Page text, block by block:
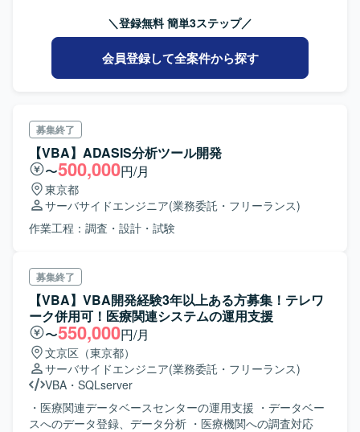
＼登録無料 簡単3ステップ／
会員登録して全案件から探す
募集終了
【VBA】ADASIS分析ツール開発
〜500,000円/月
東京都
サーバサイドエンジニア(業務委託・フリーランス)
作業工程：調査・設計・試験
募集終了
【VBA】VBA開発経験3年以上ある方募集！テレワ
ーク併用可！医療関連システムの運用支援
〜550,000円/月
文京区（東京都）
サーバサイドエンジニア(業務委託・フリーランス)
VBA ・ SQLserver
・医療関連データベースセンターの運用支援 ・データベー
スへのデータ登録、データ分析 ・医療機関への調査対応